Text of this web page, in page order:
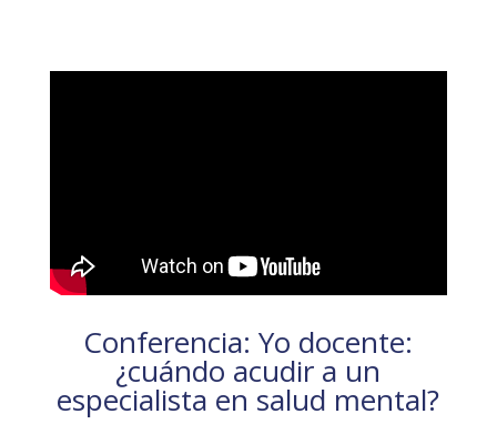
Conferencia: Yo docente:
¿cuándo acudir a un
especialista en salud mental?